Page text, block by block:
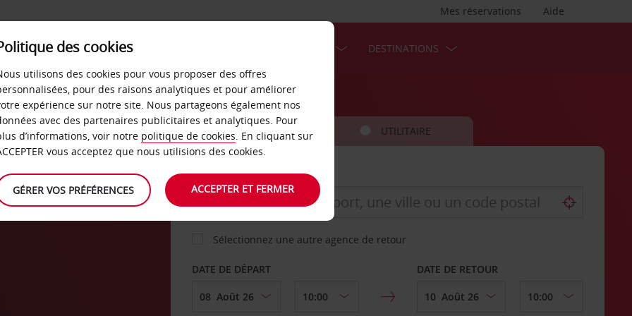
Aide
Mes réservations
LIBRE-SERVICE DESTINATIONS
VOITURE UTILITAIRE
AGENCE DE DÉPART
Sélectionnez une autre agence de retour
DATE DE DÉPART DATE DE RETOUR
des cookies
utilisons des cookies pour vous proposer des offres
pour des raisons analytiques et pour améliorer
expérience sur notre site. Nous partageons également nos
avec des partenaires publicitaires et analytiques. Pour
d’informations, voir notre politique de cookies. En cliquant sur
vous acceptez que nous utilisions des cookies.
GÉRER VOS PRÉFÉRENCES ACCEPTER ET FERMER